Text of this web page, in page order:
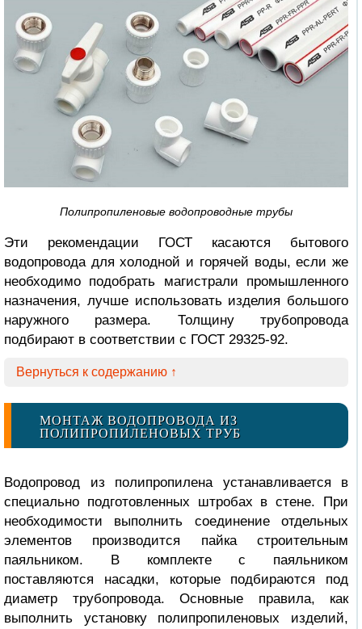
Полипропиленовые водопроводные трубы
Эти рекомендации ГОСТ касаются бытового
водопровода для холодной и горячей воды, если же
необходимо подобрать магистрали промышленного
назначения, лучше использовать изделия большого
наружного размера. Толщину трубопровода
подбирают в соответствии с ГОСТ 29325-92.
Вернуться к содержанию ↑
МОНТАЖ ВОДОПРОВОДА ИЗ
ПОЛИПРОПИЛЕНОВЫХ ТРУБ
Водопровод из полипропилена устанавливается в
специально подготовленных штробах в стене. При
необходимости выполнить соединение отдельных
элементов производится пайка строительным
паяльником. В комплекте с паяльником
поставляются насадки, которые подбираются под
диаметр трубопровода. Основные правила, как
выполнить установку полипропиленовых изделий,